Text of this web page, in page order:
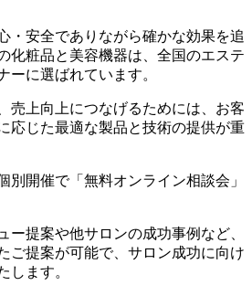
・安全でありながら確かな効果を追
化粧品と美容機器は、全国のエステ
ーに選ばれています。
売上向上につなげるためには、お客
応じた最適な製品と技術の提供が重
別開催で「 無料オンライン相談会 」
ー提案や他サロンの成功事例など、
ご提案が可能で、サロン成功に向け
します。